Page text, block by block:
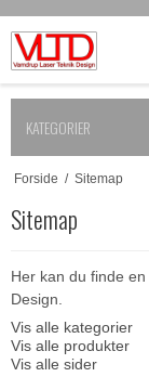
KATEGORIER
Forside / Sitemap
Sitemap
Her kan du finde
Design.
Vis alle kategorier
Vis alle produkter
Vis alle sider